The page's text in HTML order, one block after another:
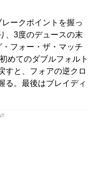
ークポイントを握っ
、3度のデュースの末
フォー・ザ・マッチ
めてのダブルフォルト
すと、フォアの逆クロ
る。最後はブレイディ